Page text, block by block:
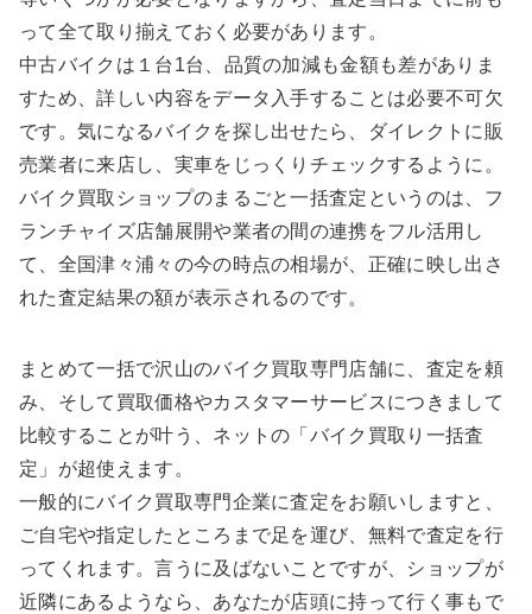
って全て取り揃えておく必要があります。
中古バイクは１台1台、品質の加減も金額も差がありま
すため、詳しい内容をデータ入手することは必要不可欠
です。気になるバイクを探し出せたら、ダイレクトに販
売業者に来店し、実車をじっくりチェックするように。
バイク買取ショップのまるごと一括査定というのは、フ
ランチャイズ店舗展開や業者の間の連携をフル活用し
て、全国津々浦々の今の時点の相場が、正確に映し出さ
れた査定結果の額が表示されるのです。
まとめて一括で沢山のバイク買取専門店舗に、査定を頼
み、そして買取価格やカスタマーサービスにつきまして
比較することが叶う、ネットの「バイク買取り一括査
定」が超使えます。
一般的にバイク買取専門企業に査定をお願いしますと、
ご自宅や指定したところまで足を運び、無料で査定を行
ってくれます。言うに及ばないことですが、ショップが
近隣にあるようなら、あなたが店頭に持って行く事もで